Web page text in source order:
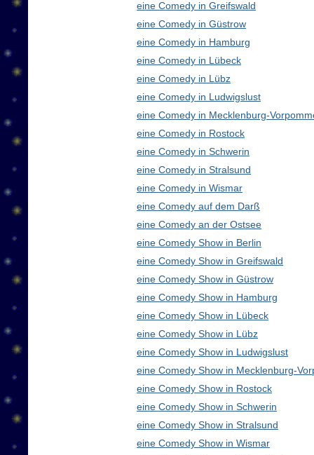
eine Comedy in Greifswald
eine Comedy in Güstrow
eine Comedy in Hamburg
eine Comedy in Lübeck
eine Comedy in Lübz
eine Comedy in Ludwigslust
eine Comedy in Mecklenburg-
eine Comedy in Rostock
eine Comedy in Schwerin
eine Comedy in Stralsund
eine Comedy in Wismar
eine Comedy auf dem Darß
eine Comedy an der Ostsee
eine Comedy Show in Berlin
eine Comedy Show in Greifswald
eine Comedy Show in Güstrow
eine Comedy Show in Hamburg
eine Comedy Show in Lübeck
eine Comedy Show in Lübz
eine Comedy Show in Ludwigslust
eine Comedy Show in Mecklenburg-
eine Comedy Show in Rostock
eine Comedy Show in Schwerin
eine Comedy Show in Stralsund
eine Comedy Show in Wismar